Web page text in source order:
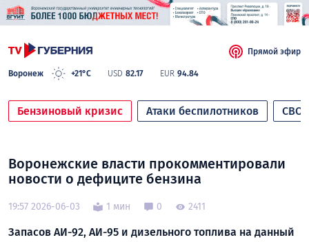
Воронеж +21°C USD 82.17 EUR 94.84
Прямой эфир
Бензиновый кризис Атаки беспилотников СВО
Воронежские власти прокомментировали
новости о дефиците бензина
19:57 2026-06-03 1 мин 0 2411
Запасов АИ-92, АИ-95 и дизельного топлива на данный